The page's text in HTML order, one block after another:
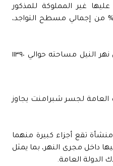
غير المملوكة للمذكور
تتجاوز ١٤٠٠٠ م٢ بنسبة تقارب ٦٠% من إجمالي مسطح التواجد،
مسطح ردم داخل مجرى نهر النيل مساحته حوالي ١١٣٩٠
لجسر شبرامنت يجاوز
صاحب الشأن عدد (٢) منشأة تقع أجزاء كبيرة منهما
داخل مجرى النهر، بما يمثل
الدولة العامة.